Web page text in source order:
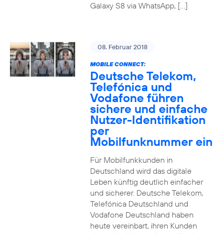
Galaxy S8 via WhatsApp, […]
08. Februar 2018
MOBILE CONNECT:
Deutsche Telekom,
Telefónica und
Vodafone führen
sichere und einfache
Nutzer-Identifikation
per
Mobilfunknummer ein
Für Mobilfunkkunden in
Deutschland wird das digitale
Leben künftig deutlich einfacher
und sicherer. Deutsche Telekom,
Telefónica Deutschland und
Vodafone Deutschland haben
heute vereinbart, ihren Kunden